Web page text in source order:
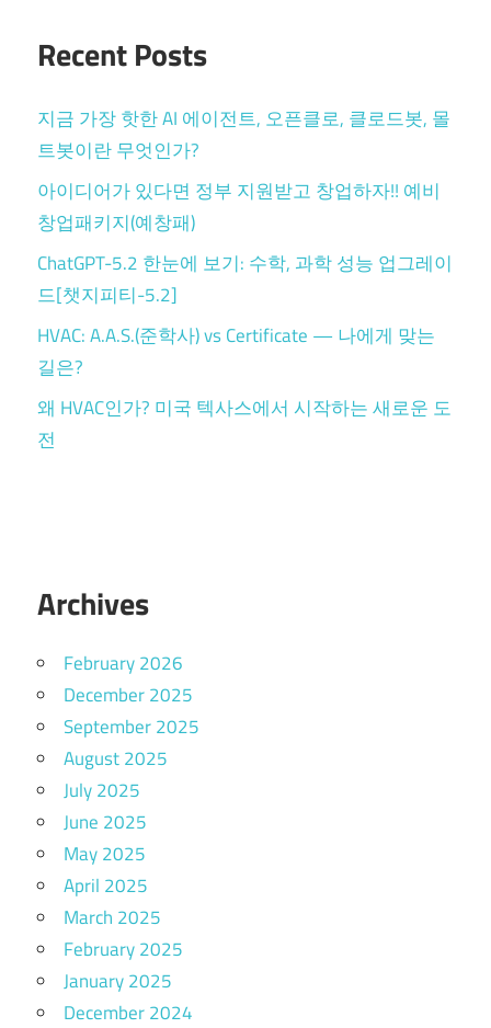
Recent Posts
지금 가장 핫한 AI 에이전트, 오픈클로, 클로드봇, 몰
트봇이란 무엇인가?
아이디어가 있다면 정부 지원받고 창업하자!! 예비
창업패키지(예창패)
ChatGPT-5.2 한눈에 보기: 수학, 과학 성능 업그레이
드[챗지피티-5.2]
HVAC: A.A.S.(준학사) vs Certificate — 나에게 맞는
길은?
왜 HVAC인가? 미국 텍사스에서 시작하는 새로운 도
전
Archives
February 2026
December 2025
September 2025
August 2025
July 2025
June 2025
May 2025
April 2025
March 2025
February 2025
January 2025
December 2024